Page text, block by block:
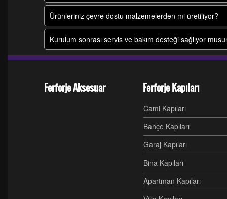
Ürünleriniz çevre dostu malzemelerden mi üretiliyor?
Kurulum sonrası servis ve bakım desteği sağlıyor
Ferforje Aksesuar Ferforje Kapıları
Cami Kapıları
Bahçe Kapıları
Garaj Kapıları
Bina Kapıları
Apartman Kapıları